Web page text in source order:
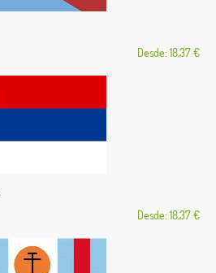
Desde: 18,37 €
Desde: 18,37 €